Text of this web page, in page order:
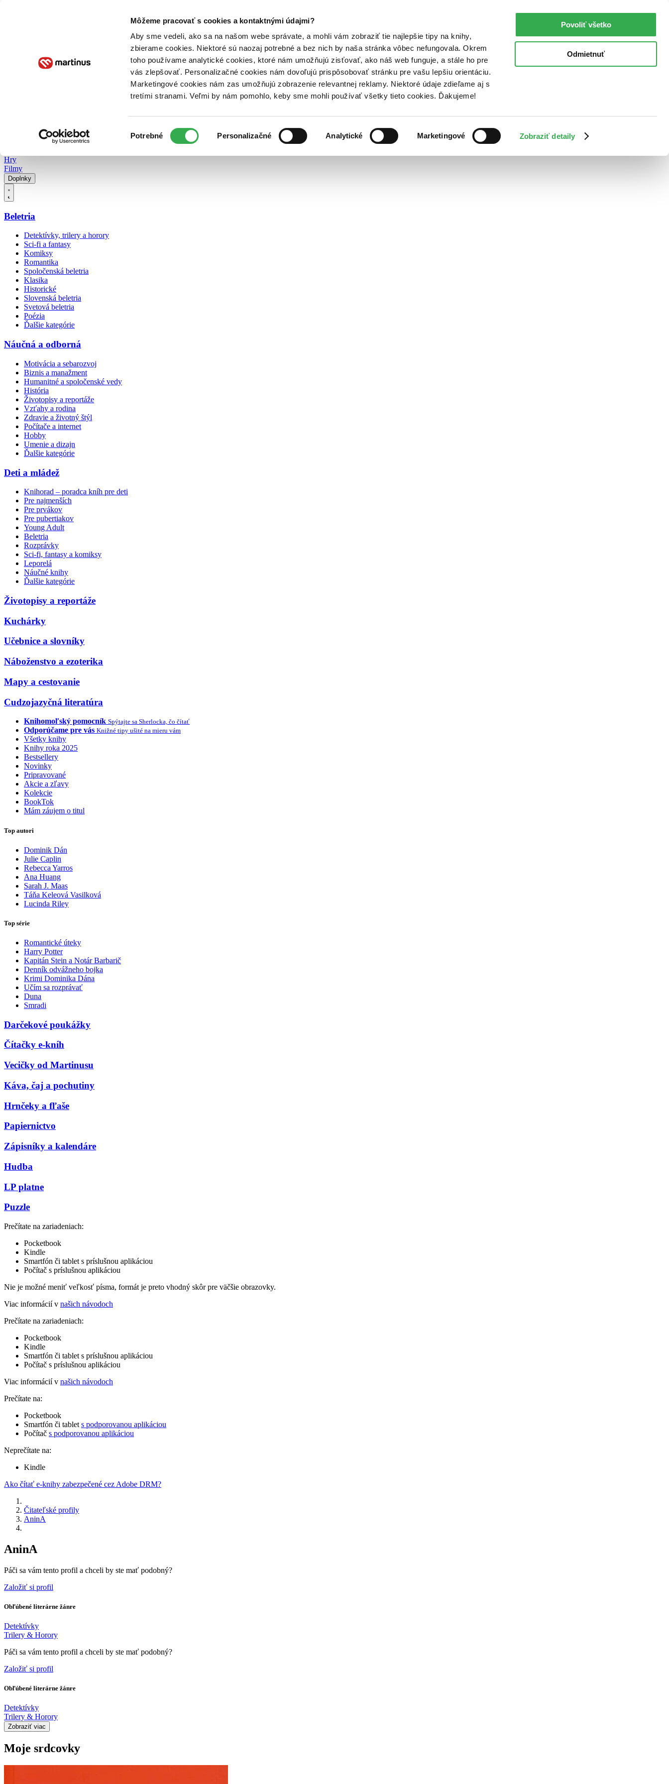
Môžeme pracovať s cookies a kontaktnými údajmi?
Aby sme vedeli, ako sa na našom webe správate, a mohli vám zobraziť tie najlepšie tipy na knihy,
zbierame cookies. Niektoré sú naozaj potrebné a bez nich by naša stránka vôbec nefungovala. Okrem
toho používame analytické cookies, ktoré nám umožňujú zisťovať, ako náš web funguje, a stále ho pre
vás zlepšovať. Personalizačné cookies nám dovoľujú prispôsobovať stránku pre vašu lepšiu orientáciu.
Marketingové cookies nám zas umožňujú zobrazenie relevantnej reklamy. Niektoré údaje zdieľame aj s
tretími stranami. Veľmi by nám pomohlo, keby sme mohli používať všetky tieto cookies. Ďakujeme!
súhlasu
Potrebné Personalizačné Analytické Marketingové Zobraziť detaily
Povoliť všetko
Odmietnuť
Poukážky Kontakt
Hry
Filmy
Doplnky
Beletria
Detektívky, trilery a horory
Sci-fi a fantasy
Komiksy
Romantika
Spoločenská beletria
Klasika
Historické
Slovenská beletria
Svetová beletria
Poézia
Ďalšie kategórie
Náučná a odborná
Motivácia a sebarozvoj
Biznis a manažment
Humanitné a spoločenské vedy
História
Životopisy a reportáže
Vzťahy a rodina
Zdravie a životný štýl
Počítače a internet
Hobby
Umenie a dizajn
Ďalšie kategórie
Deti a mládež
Knihorad – poradca kníh pre deti
Pre najmenších
Pre prvákov
Pre pubertiakov
Young Adult
Beletria
Rozprávky
Sci-fi, fantasy a komiksy
Leporelá
Náučné knihy
Ďalšie kategórie
Životopisy a reportáže
Kuchárky
Učebnice a slovníky
Náboženstvo a ezoterika
Mapy a cestovanie
Cudzojazyčná literatúra
Knihomoľský pomocník Spýtajte sa Sherlocka, čo čítať
Odporúčame pre vás Knižné tipy ušité na mieru vám
Všetky knihy
Knihy roka 2025
Bestsellery
Novinky
Pripravované
Akcie a zľavy
Kolekcie
BookTok
Mám záujem o titul
Top autori
Dominik Dán
Julie Caplin
Rebecca Yarros
Ana Huang
Sarah J. Maas
Táňa Keleová Vasilková
Lucinda Riley
Top série
Romantické úteky
Harry Potter
Kapitán Stein a Notár Barbarič
Denník odvážneho bojka
Krimi Dominika Dána
Učím sa rozprávať
Duna
Smradi
Darčekové poukážky
Čítačky e-kníh
Vecičky od Martinusu
Káva, čaj a pochutiny
Hrnčeky a fľaše
Papiernictvo
Zápisníky a kalendáre
Hudba
LP platne
Puzzle
Prečítate na zariadeniach:
Pocketbook
Kindle
Smartfón či tablet s príslušnou aplikáciou
Počítač s príslušnou aplikáciou
Nie je možné meniť veľkosť písma, formát je preto vhodný skôr pre väčšie obrazovky.
Viac informácií v našich návodoch
Prečítate na zariadeniach:
Pocketbook
Kindle
Smartfón či tablet s príslušnou aplikáciou
Počítač s príslušnou aplikáciou
Viac informácií v našich návodoch
Prečítate na:
Pocketbook
Smartfón či tablet s podporovanou aplikáciou
Počítač s podporovanou aplikáciou
Neprečítate na:
Kindle
Ako čítať e-knihy zabezpečené cez Adobe DRM?
Čitateľské profily
AninA
AninA
Páči sa vám tento profil a chceli by ste mať podobný?
Založiť si profil
Obľúbené literárne žánre
Detektívky
Trilery & Horory
Páči sa vám tento profil a chceli by ste mať podobný?
Založiť si profil
Obľúbené literárne žánre
Detektívky
Trilery & Horory
Zobraziť viac
Moje srdcovky